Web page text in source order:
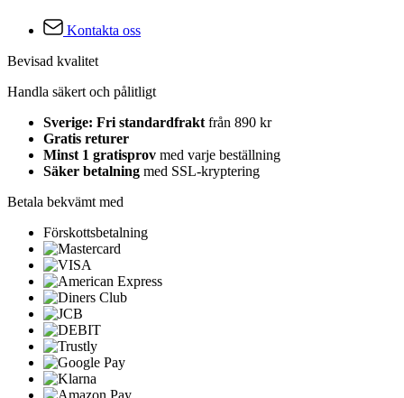
Kontakta oss
Bevisad kvalitet
Handla säkert och pålitligt
Sverige: Fri standardfrakt från 890 kr
Gratis returer
Minst 1 gratisprov med varje beställning
Säker betalning med SSL-kryptering
Betala bekvämt med
Förskottsbetalning